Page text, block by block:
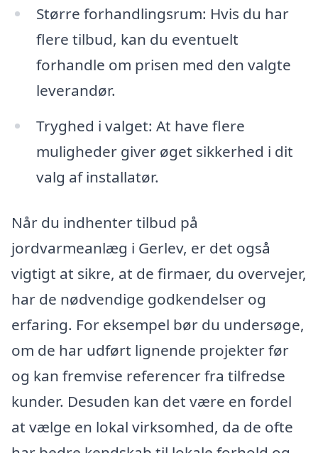
Større forhandlingsrum: Hvis du har
flere tilbud, kan du eventuelt
forhandle om prisen med den valgte
leverandør.
Tryghed i valget: At have flere
muligheder giver øget sikkerhed i dit
valg af installatør.
Når du indhenter tilbud på
jordvarmeanlæg i Gerlev, er det også
vigtigt at sikre, at de firmaer, du overvejer,
har de nødvendige godkendelser og
erfaring. For eksempel bør du undersøge,
om de har udført lignende projekter før
og kan fremvise referencer fra tilfredse
kunder. Desuden kan det være en fordel
at vælge en lokal virksomhed, da de ofte